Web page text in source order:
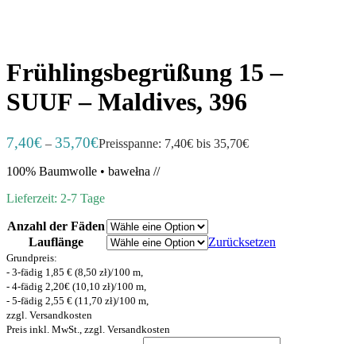
Frühlingsbegrüßung 15 –
SUUF – Maldives, 396
7,40€ – 35,70€Preisspanne: 7,40€ bis 35,70€
100% Baumwolle • bawełna //
Lieferzeit: 2-7 Tage
Anzahl der Fäden
Lauflänge
Zurücksetzen
Grundpreis:
- 3-fädig 1,85 € (8,50 zł)/100 m,
- 4-fädig 2,20€ (10,10 zł)/100 m,
- 5-fädig 2,55 € (11,70 zł)/100 m,
zzgl. Versandkosten
Preis inkl. MwSt., zzgl. Versandkosten